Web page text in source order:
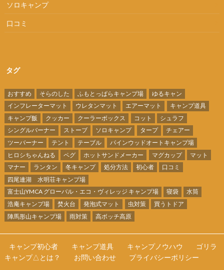
ソロキャンプ
口コミ
タグ
おすすめ そらのした ふもとっぱらキャンプ場
ゆるキャン
インフレーターマット
ウレタンマット エアーマット
キャンプ道具
キャンプ飯
クッカー クーラーボックス コット
シュラフ
シングルバーナー
ストーブ ソロキャンプ タープ
チェアー
ツーバーナー
テント テーブル
パインウッドオートキャンプ場
ヒロシちゃんねる
ペグ ホットサンドメーカー マグカップ
マット
マナー
ランタン 冬キャンプ 処分方法 初心者
口コミ
四尾連湖 水明荘キャンプ場
富士山YMCA グローバル・エコ・ヴィレッジ キャンプ場
寝袋
水筒
浩庵キャンプ場
焚火台 発泡式マット 虫対策
買うトドア
陣馬形山キャンプ場
雨対策 高ボッチ高原
キャンプ初心者 キャンプ道具 キャンプノウハウ
ゴリラ
キャンプ△とは？
お問い合わせ プライバシーポリシー